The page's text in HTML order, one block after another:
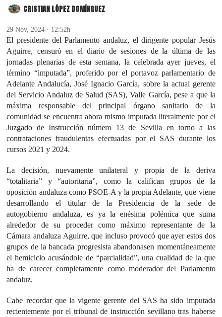
CRISTIAN LÓPEZ DOMÍNGUEZ
29 Nov, 2024 · 12:52h
El presidente del Parlamento andaluz, el dirigente popular Jesús
Aguirre, censuró en el diario de sesiones de la última de las
jornadas plenarias de esta semana, la celebrada ayer jueves, el
término “imputada”, proferido por el portavoz parlamentario de
Adelante Andalucía, José Ignacio García, sobre la actual gerente
del Servicio Andaluz de Salud (SAS), Valle García, pese a que la
máxima responsable del principal órgano sanitario de la
comunidad se encuentra ahora mismo imputada literalmente por el
Juzgado de Instrucción número 13 de Sevilla en torno a las
contrataciones fraudulentas efectuadas por el SAS durante los
cursos 2021 y 2024.
La decisión, nuevamente unilateral y propia de la deriva
“totalitaria” y “autoritaria”, como la califican grupos de la
oposición andaluza como PSOE-A y la propia Adelante, que viene
desarrollando el titular de la Presidencia de la sede de
autogobierno andaluza, es ya la enésima polémica que suma
alrededor de su proceder como máximo representante de la
Cámara andaluza Aguirre, que incluso provocó que ayer estos dos
grupos de la bancada progresista abandonasen momentáneamente
el hemiciclo acusándole de “parcialidad”, una cualidad de la que
ha de carecer completamente como moderador del Parlamento
andaluz.
Cabe recordar que la vigente gerente del SAS ha sido imputada
recientemente por el tribunal de instrucción sevillano tras haberse